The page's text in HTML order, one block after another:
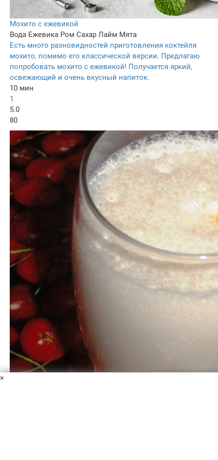
Мохито с ежевикой
Вода Ежевика Ром Сахар Лайм Мята
Есть много разновидностей приготовления коктейля
мохито, помимо его классической версии. Предлагаю
попробовать мохито с ежевикой! Получается яркий,
освежающий и очень вкусный напиток.
10 мин
1
5.0
80
×